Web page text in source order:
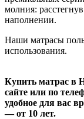
молния:
наполнении.
Наши матрасы
использования.
Купить матрас в
сайте или по
удобное для вас
— от 10 лет.